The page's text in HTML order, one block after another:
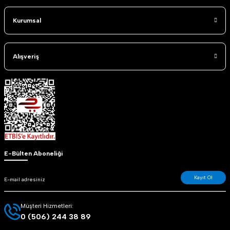
Kurumsal
Alışveriş
E-Bülten Aboneliği
Kayıt Ol
Müşteri Hizmetleri:
0 (506) 244 38 89